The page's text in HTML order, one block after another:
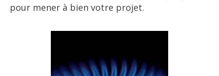
pour mener à bien votre projet.